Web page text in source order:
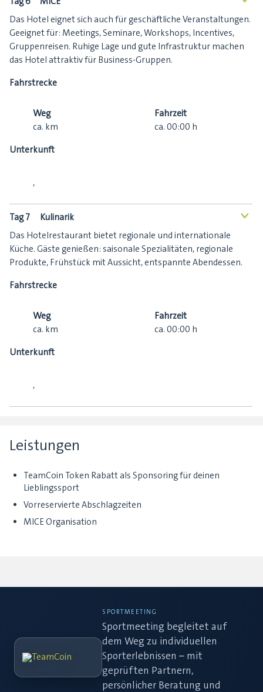
Das Hotel eignet sich auch für geschäftliche Veranstaltungen.
Geeignet für: Meetings, Seminare, Workshops, Incentives,
Gruppenreisen. Ruhige Lage und gute Infrastruktur machen
das Hotel attraktiv für Business-Gruppen.
Fahrstrecke
Weg
ca. km
Fahrzeit
ca. 00:00 h
Unterkunft
,
Tag 7 Kulinarik <
Das Hotelrestaurant bietet regionale und internationale
Küche. Gäste genießen: saisonale Spezialitäten, regionale
Produkte, Frühstück mit Aussicht, entspannte Abendessen.
Fahrstrecke
Weg
ca. km
Fahrzeit
ca. 00:00 h
Unterkunft
,
Leistungen
TeamCoin Token Rabatt als Sponsoring für deinen
Lieblingssport
Vorreservierte Abschlagzeiten
MICE Organisation
SPORTMEETING
Sportmeeting begleitet auf
dem Weg zu individuellen
Sporterlebnissen – mit
geprüften Partnern,
persönlicher Beratung und